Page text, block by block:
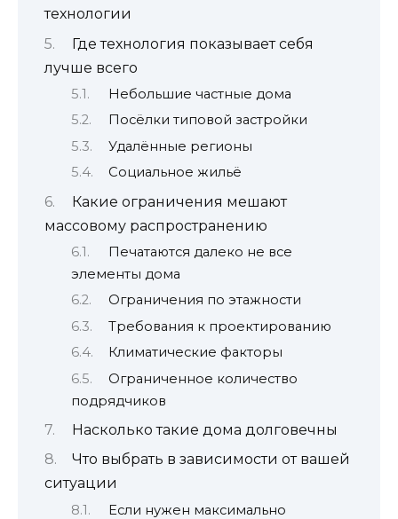
технологии
Где технология показывает себя
лучше всего
Небольшие частные дома
Посёлки типовой застройки
Удалённые регионы
Социальное жильё
Какие ограничения мешают
массовому распространению
Печатаются далеко не все
элементы дома
Ограничения по этажности
Требования к проектированию
Климатические факторы
Ограниченное количество
подрядчиков
Насколько такие дома долговечны
Что выбрать в зависимости от вашей
ситуации
Если нужен максимально